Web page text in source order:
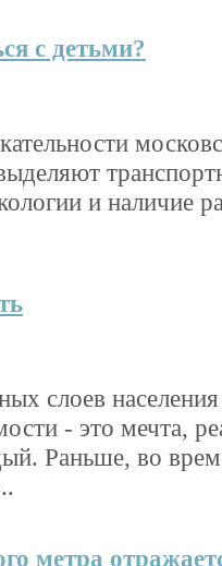
с детьми?
и наличие
слоев населения
- это мечта,
Раньше, во
метра